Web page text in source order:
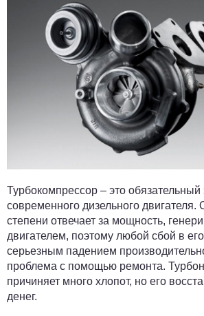
Турбокомпрессор – это обязательный
современного дизельного двигателя.
степени отвечает за мощность,
двигателем, поэтому любой сбой в
серьезным падением
проблема с помощью ремонта.
причиняет много хлопот, но его
денег.